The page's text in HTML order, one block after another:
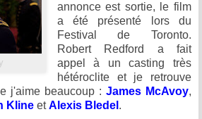
annonce est sortie, le film
a été présenté lors du
Festival de Toronto.
Robert Redford a fait
appel à un casting très
hétéroclite et je retrouve
j'aime beaucoup : James McAvoy,
Kline etAlexis Bledel .